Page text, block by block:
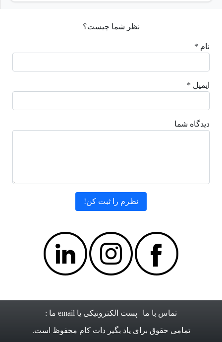
نظر شما چیست؟
نام *
ایمیل *
دیدگاه شما
تماس با ما | پست الکترونیکی یا email ما :
تمامی حقوق برای یاد بگیر دات کام محفوظ است.